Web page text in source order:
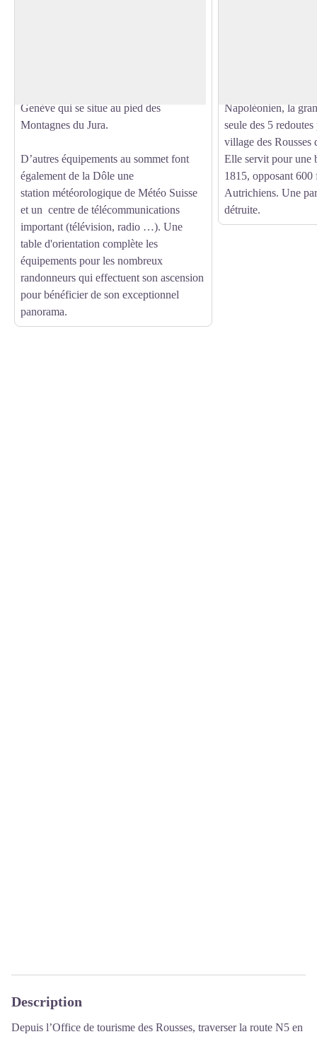
Genève qui se situe au pied des
Montagnes du Jura.
D’autres équipements au sommet font
également de la Dôle une
station météorologique de Météo Suisse
et un centre de télécommunications
important (télévision, radio …). Une
table d'orientation complète les
équipements pour les nombreux
randonneurs qui effectuent son ascension
pour bénéficier de son exceptionnel
panorama.
Napoléonien, la
seule des 5
village des Rousses
Elle servit pour une
1815, opposant 600
Autrichiens. Une
détruite.
Description
Depuis l’Office de tourisme des Rousses, traverser la route N5 en